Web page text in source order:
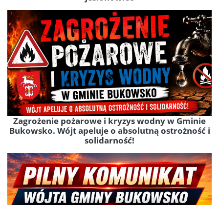
Zagrożenie pożarowe i kryzys wodny w Gminie
Bukowsko. Wójt apeluje o absolutną ostrożność i
solidarność!